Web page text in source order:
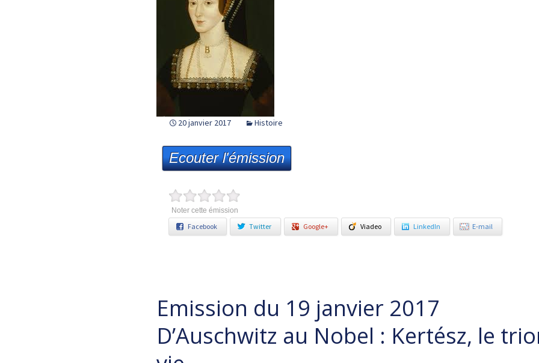
20 janvier 2017 Histoire
Ecouter l'émission
Noter cette émission
Facebook Twitter Google+ Viadeo LinkedIn E-mail
Emission du 19 janvier 2017
D’Auschwitz au Nobel : Kertész, le